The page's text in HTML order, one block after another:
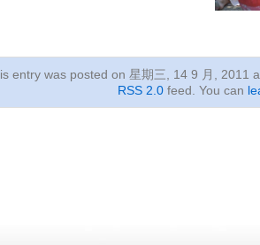
entry was posted on 星期三, 14 9 月, 2011
RSS 2.0feed. You can